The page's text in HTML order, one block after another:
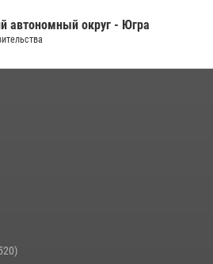
общества «Добрино»
автономный округ - Югра